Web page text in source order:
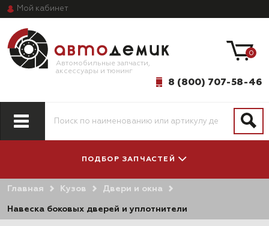
Мой кабинет
Автомобильные запчасти,
аксессуары и тюнинг
8 (800) 707-58-46
0
ПОДБОР ЗАПЧАСТЕЙ
АВТОМОБИЛЯ
Главная Кузов Двери и окна
Навеска боковых дверей и уплотнители